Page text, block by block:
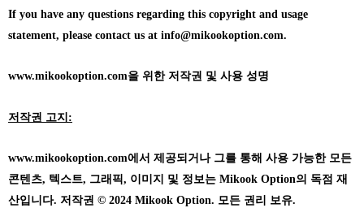
If you have any questions regarding this copyright and usage
statement, please contact us at info@mikookoption.com.
www.mikookoption.com을 위한 저작권 및 사용 성명
저작권 고지:
www.mikookoption.com에서 제공되거나 그를 통해 사용 가능한 모든
콘텐츠, 텍스트, 그래픽, 이미지 및 정보는 Mikook Option의 독점 재
산입니다. 저작권 © 2024 Mikook Option. 모든 권리 보유.